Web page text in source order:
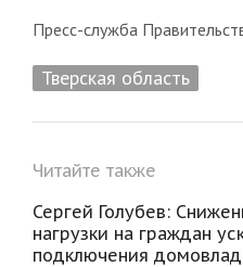
Пресс-служба
Тверская область
Читайте также
Сергей Голубев:
нагрузки на граждан
подключения